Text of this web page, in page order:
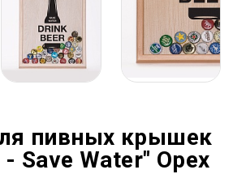
пивных крышек
Save Water" Орех